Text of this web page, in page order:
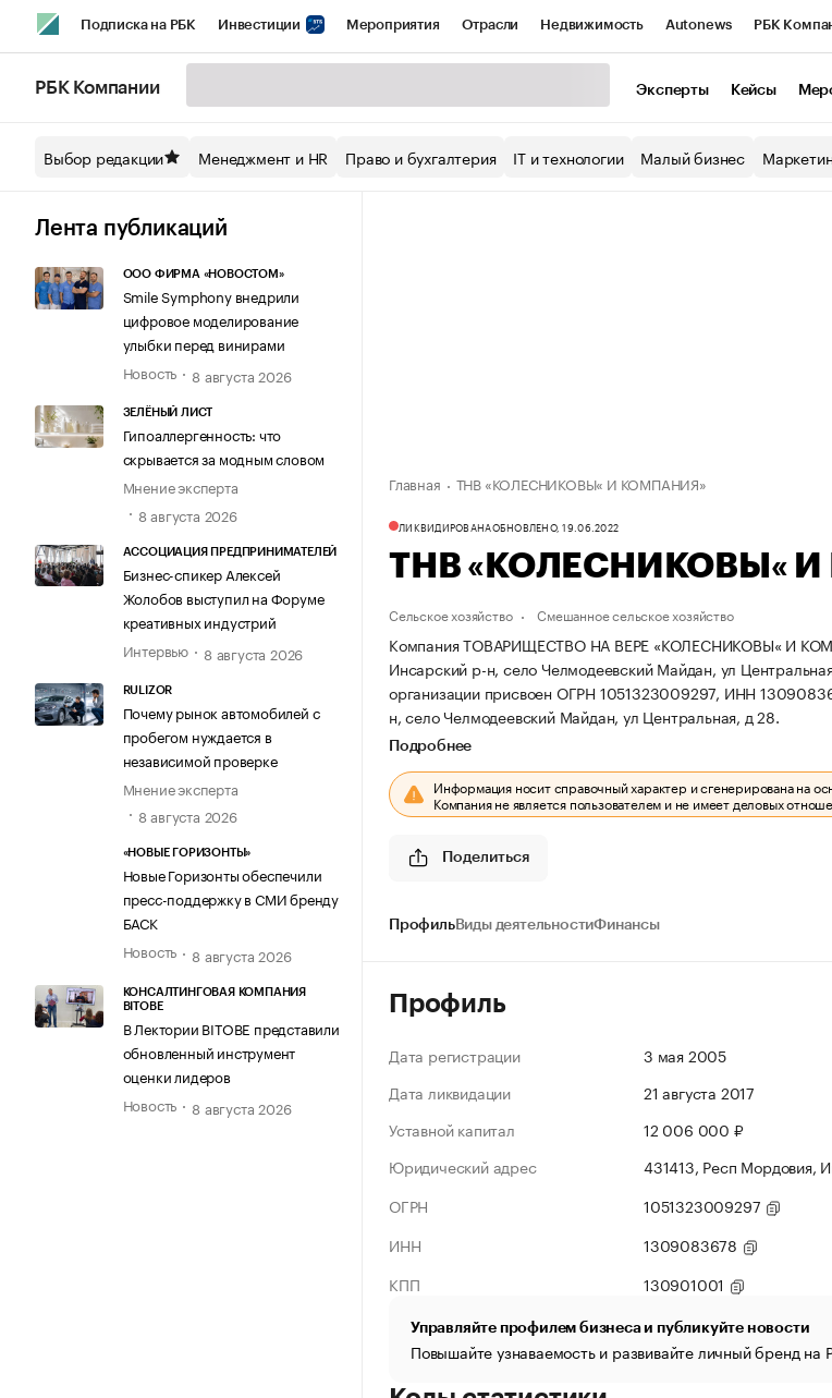
Подписка на РБК Инвестиции Мероприятия Отрасли Недвижимость Autonews РБК
Спецпроекты СПб Конференции СПб Спецпроекты
Технологии и медиа
РБК Компании Эксперты Кейсы
Выбор редакции Менеджмент и HR Право и бухгалтерия IT и технологии Малый бизнес
Лента публикаций
ООО ФИРМА «НОВОСТОМ»
Smile Symphony внедрили
цифровое моделирование
улыбки перед винирами
Новость
8 августа 2026
ЗЕЛЁНЫЙ ЛИСТ
Гипоаллергенность: что
скрывается за модным словом
Мнение эксперта
8 августа 2026
АССОЦИАЦИЯ ПРЕДПРИНИМАТЕЛЕЙ
Бизнес-спикер Алексей
Жолобов выступил на Форуме
креативных индустрий
Интервью
8 августа 2026
RULIZOR
Почему рынок автомобилей с
пробегом нуждается в
независимой проверке
Мнение эксперта
8 августа 2026
«НОВЫЕ ГОРИЗОНТЫ»
Новые Горизонты обеспечили
пресс-поддержку в СМИ бренду
БАСК
Новость
8 августа 2026
КОНСАЛТИНГОВАЯ КОМПАНИЯ
BITOBE
В Лектории BITOBE представили
обновленный инструмент
оценки лидеров
Новость
8 августа 2026
Главная ТНВ «КОЛЕСНИКОВЫ« И КОМПАНИЯ»
ЛИКВИДИРОВАНАОБНОВЛЕНО, 19.06.2022
ТНВ «КОЛЕСНИКОВЫ«
Сельское хозяйство Смешанное сельское хозяйство
Компания ТОВАРИЩЕСТВО НА ВЕРЕ «КОЛЕСНИКОВЫ« И
Инсарский р-н, село Челмодеевский Майдан, ул
организации присвоен ОГРН 1051323009297, ИНН
н, село Челмодеевский Майдан, ул Центральная, д 28.
Подробнее
Информация носит справочный характер и сгенерирована на
Компания не является пользователем и не имеет деловых
Поделиться
ПрофильВиды деятельностиФинансы
Профиль
Дата регистрации
3 мая 2005
Дата ликвидации
21 августа 2017
Уставной капитал
12 006 000 ₽
Юридический адрес
431413, Респ Мордовия,
ОГРН
1051323009297
ИНН
1309083678
КПП
130901001
Управляйте профилем бизнеса и публикуйте новости
Повышайте узнаваемость и развивайте личный бренд на